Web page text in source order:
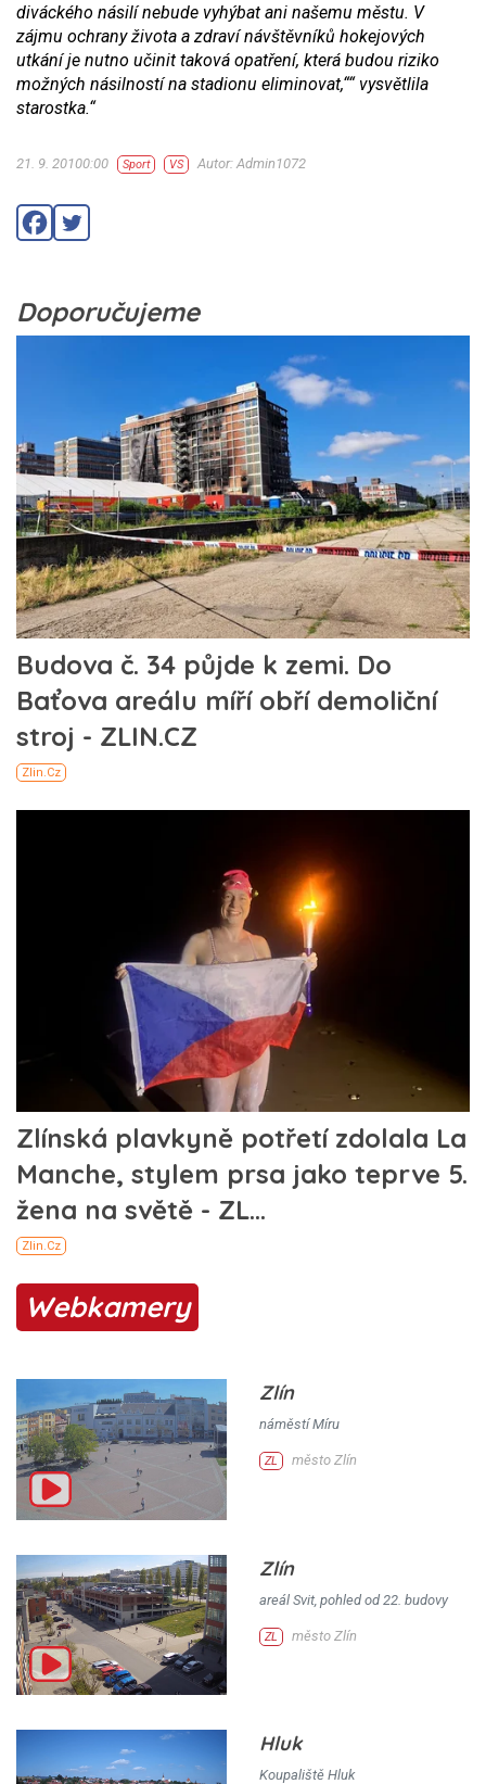
diváckého násilí nebude vyhýbat ani našemu městu. V
zájmu ochrany života a zdraví návštěvníků hokejových
utkání je nutno učinit taková opatření, která budou riziko
možných násilností na stadionu eliminovat,““vysvětlila
starostka.“
21. 9. 20100:00 Sport VS Autor: Admin1072
Webkamery
Zlín
náměstí Míru
ZL město Zlín
Zlín
areál Svit, pohled od 22. budovy
ZL město Zlín
Hluk
Koupaliště Hluk